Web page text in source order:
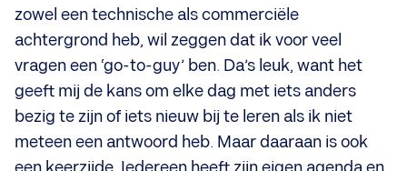
zowel een technische als commerciële
achtergrond heb, wil zeggen dat ik voor veel
vragen een ‘go-to-guy’ ben. Da’s leuk, want het
geeft mij de kans om elke dag met iets anders
bezig te zijn of iets nieuw bij te leren als ik niet
meteen een antwoord heb. Maar daaraan is ook